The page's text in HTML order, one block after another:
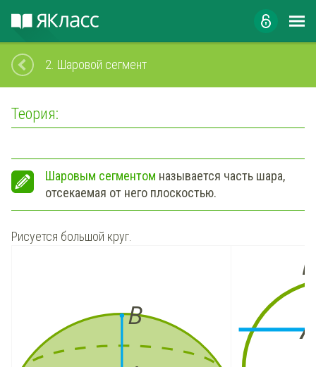
2. Шаровой сегмент
Теория:
Шаровым сегментом называется часть шара,
отсекаемая от него плоскостью.
Рисуется большой круг.